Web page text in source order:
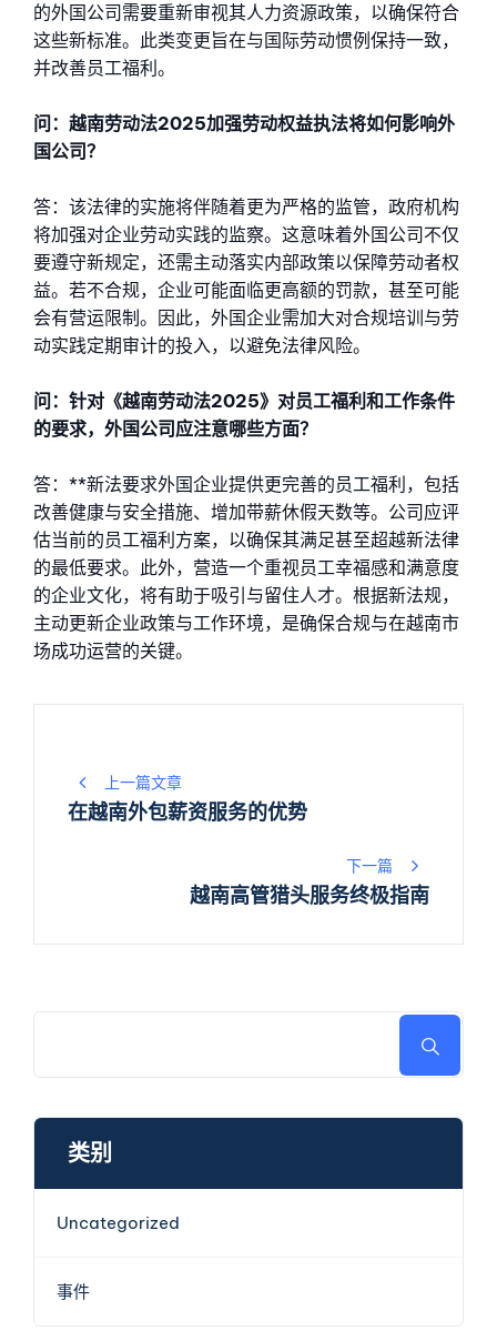
的外国公司需要重新审视其人力资源政策，以确保符合
这些新标准。此类变更旨在与国际劳动惯例保持一致，
并改善员工福利。
问：越南劳动法2025加强劳动权益执法将如何影响外
国公司？
答：该法律的实施将伴随着更为严格的监管，政府机构
将加强对企业劳动实践的监察。这意味着外国公司不仅
要遵守新规定，还需主动落实内部政策以保障劳动者权
益。若不合规，企业可能面临更高额的罚款，甚至可能
会有营运限制。因此，外国企业需加大对合规培训与劳
动实践定期审计的投入，以避免法律风险。
问：针对《越南劳动法2025》对员工福利和工作条件
的要求，外国公司应注意哪些方面？
答：**新法要求外国企业提供更完善的员工福利，包括
改善健康与安全措施、增加带薪休假天数等。公司应评
估当前的员工福利方案，以确保其满足甚至超越新法律
的最低要求。此外，营造一个重视员工幸福感和满意度
的企业文化，将有助于吸引与留住人才。根据新法规，
主动更新企业政策与工作环境，是确保合规与在越南市
场成功运营的关键。
文
章
航
上一篇文章
在越南外包薪资服务的优势
下一篇
越南高管猎头服务终极指南
类别
Uncategorized
事件